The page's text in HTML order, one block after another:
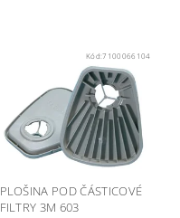
Kód:7100066104
PLOŠINA POD ČÁSTICOVÉ
FILTRY 3M 603